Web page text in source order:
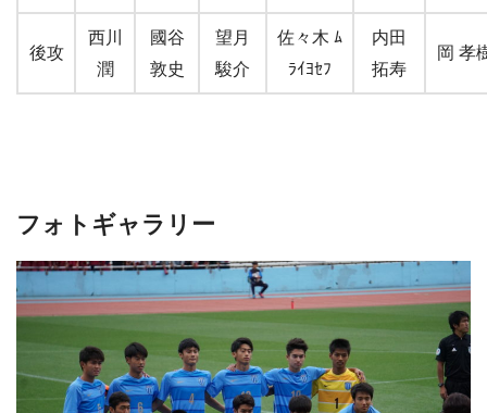
後攻
西川
潤
國谷
敦史
望月
駿介
佐々木 ﾑ
ﾗｲﾖｾﾌ
内田
拓寿
岡 孝
フォトギャラリー